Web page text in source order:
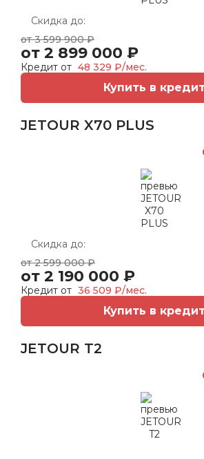
Скидка до:
от 3 599 900 ₽
от 2 899 000 ₽
Кредит от 48 329 ₽/мес.
Купить в
JETOUR X70 PLUS
Скидка до:
от 2 599 000 ₽
от 2 190 000 ₽
Кредит от 36 509 ₽/мес.
Купить в
JETOUR T2